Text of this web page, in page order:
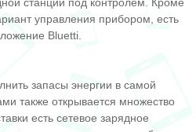
управления прибором, есть
Bluetti.
запасы энергии в самой
также открывается множество
есть сетевое зарядное